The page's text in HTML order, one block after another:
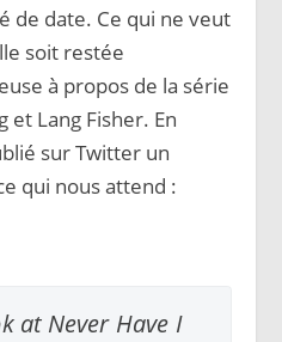
de date. Ce qui ne veut
soit restée
à propos de la série
et Lang Fisher. En
sur Twitter un
qui nous attend :
at Never Have I